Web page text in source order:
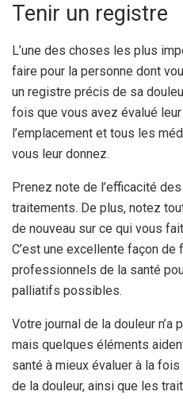
Tenir un registre
L’une des choses les plus
faire pour la personne dont
un registre précis de sa
fois que vous avez évalué
l’emplacement et tous les
vous leur donnez.
Prenez note de l’efficacité
traitements. De plus, notez
de nouveau sur ce qui vous
C’est une excellente façon
professionnels de la santé
palliatifs possibles.
Votre journal de la douleur n’a
mais quelques éléments
santé à mieux évaluer à la
de la douleur, ainsi que les